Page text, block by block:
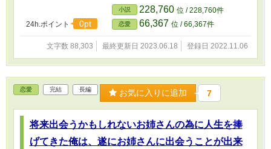
24h.ポイント 0pt
小説 228,760 位 / 228,760件
恋愛 66,367 位 / 66,367件
文字数 88,303 最終更新日 2023.06.18 登録日 2022.11.06
恋愛 完結 長編 お気に入りに追加 7
将来出会うかもしれないお姉さんの為に人生を捧
げてきた俺は、遂にお姉さんに出会うことが出来